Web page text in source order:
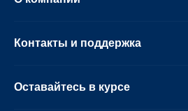
Контакты и поддержка
Оставайтесь в курсе